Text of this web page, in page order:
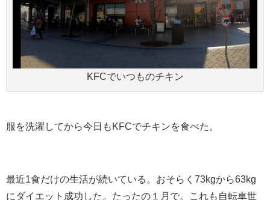
KFCでいつものチキン
服を洗濯してから今日もKFCでチキンを食べた。
最近1食だけの生活が続いている。 おそらく73kgから63kg
にダイエット成功した。たったの１月で。これも自転車世